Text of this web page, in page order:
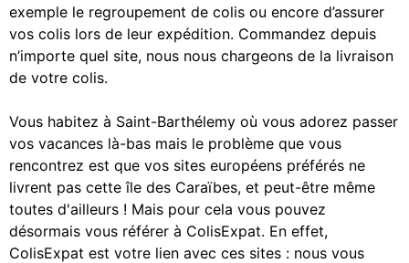
exemple le regroupement de colis ou encore d’assurer
vos colis lors de leur expédition. Commandez depuis
n’importe quel site, nous nous chargeons de la livraison
de votre colis.
Vous habitez à Saint-Barthélemy où vous adorez passer
vos vacances là-bas mais le problème que vous
rencontrez est que vos sites européens préférés ne
livrent pas cette île des Caraïbes, et peut-être même
toutes d'ailleurs ! Mais pour cela vous pouvez
désormais vous référer à ColisExpat. En effet,
ColisExpat est votre lien avec ces sites : nous vous